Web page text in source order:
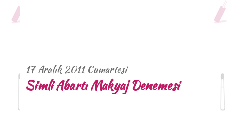
17 Aralık 2011 Cumartesi
Simli Abartı Makyaj Denemesi